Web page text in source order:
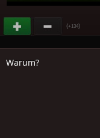
(+134)
Warum?